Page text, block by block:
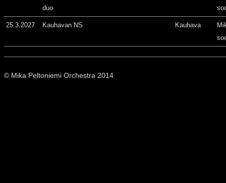
duo
25.3.2027 Kauhavan NS Kauhava
© Mika Peltoniemi Orchestra 2014